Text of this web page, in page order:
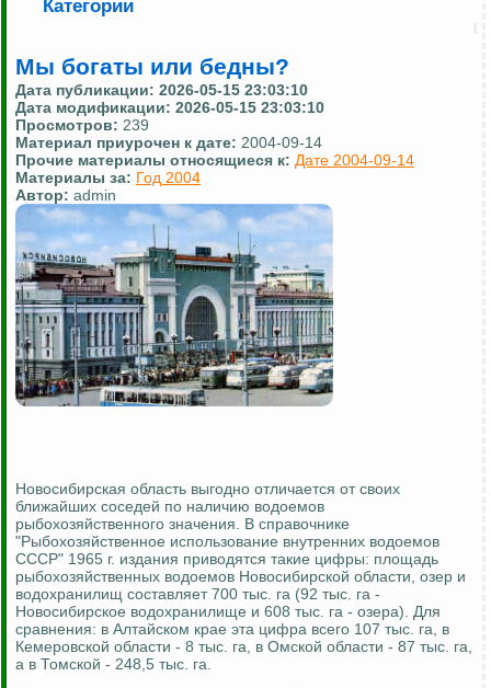
Категории
Мы богаты или бедны?
Дата публикации: 2026-05-15 23:03:10
Дата модификации: 2026-05-15 23:03:10
Просмотров: 239
Материал приурочен к дате: 2004-09-14
Прочие материалы относящиеся к: Дате 2004-09-14
Материалы за: Год 2004
Автор: admin
Новосибирская область выгодно отличается от своих
ближайших соседей по наличию водоемов
рыбохозяйственного значения. В справочнике
"Рыбохозяйственное использование внутренних водоемов
СССР" 1965 г. издания приводятся такие цифры: площадь
рыбохозяйственных водоемов Новосибирской области, озер и
водохранилищ составляет 700 тыс. га (92 тыс. га -
Новосибирское водохранилище и 608 тыс. га - озера). Для
сравнения: в Алтайском крае эта цифра всего 107 тыс. га, в
Кемеровской области - 8 тыс. га, в Омской области - 87 тыс. га,
а в Томской - 248,5 тыс. га.